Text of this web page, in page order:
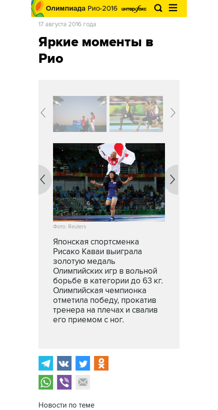
17 августа 2016 года
Яркие моменты в
Рио
Фото: Reuters
Японская спортсменка
Рисако Каваи выиграла
золотую медаль
Олимпийских игр в вольной
борьбе в категории до 63 кг.
Олимпийская чемпионка
отметила победу, прокатив
тренера на плечах и свалив
его приемом с ног.
Новости по теме